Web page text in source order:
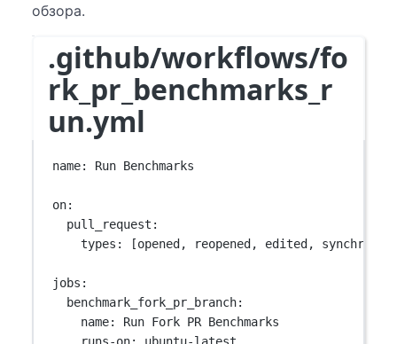
обзора.
.github/workflows/fo
rk_pr_benchmarks_r
un.yml
name: Run Benchmarks
on:
pull_request :
types : [opened , reopened , edited ,
jobs :
benchmark_fork_pr_branch:
name: Run Fork PR Benchmarks